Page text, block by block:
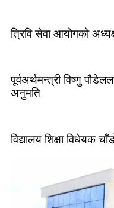
त्रिवि सेवा आयोगको
पूर्वअर्थमन्त्री विष्णु
अनुमति
विद्यालय शिक्षा विधेयक